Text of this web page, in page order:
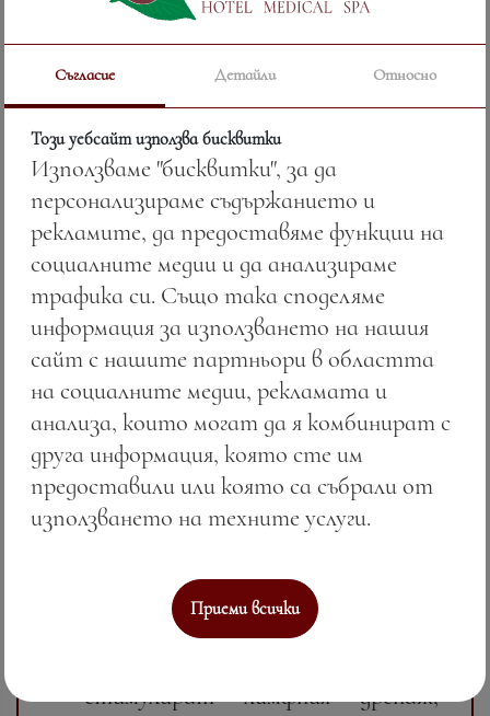
Сред водещите терапии са:
Компреси с естествена
поморийска луга— със силен
болкоуспокояващ и
противовъзпалителен ефект;
Инхалации с луга— облекчават
симптомите при хроничен
бронхит, астма и синузит;
Ултразвукова физиотерапия—
подпомага проникването на
медикаменти и облекчава
мускулни и ставни болки;
Електротерапия и
електростимулация— насочени
мускулната функция;
Пресотерапия и антицелулитна
стимулират лимфния дренаж,
Съгласие Детайли Относно
Този уебсайт използва бисквитки
Използваме "бисквитки", за да
персонализираме съдържанието и
рекламите, да предоставяме функции на
социалните медии и да анализираме
трафика си. Също така споделяме
информация за използването на нашия
сайт с нашите партньори в областта
на социалните медии, рекламата и
анализа, които могат да я комбинират с
друга информация, която сте им
предоставили или която са събрали от
използването на техните услуги.
Приеми всички